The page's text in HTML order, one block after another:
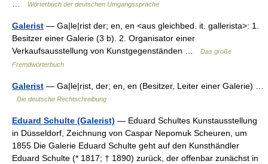
Wörterbuch der deutschen Umgangssprache
Galerist — Ga|le|rist der; en, en <aus gleichbed. it. gallerista>: 1.
Besitzer einer Galerie (3 b). 2. Organisator einer
Verkaufsausstellung von Kunstgegenständen …
Das große
Fremdwörterbuch
Galerist — Ga|le|rịst, der; en, en (Besitzer, Leiter einer Galerie) …
Die deutsche Rechtschreibung
Eduard Schulte (Galerist) — Eduard Schultes Kunstausstellung
in Düsseldorf, Zeichnung von Caspar Nepomuk Scheuren, um
1855 Die Galerie Eduard Schulte geht auf den Kunsthändler
Eduard Schulte (* 1817; † 1890) zurück, der offenbar zunächst in